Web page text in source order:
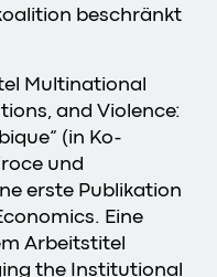
beschränkt
Multinational
and Violence:
(in Ko-
und
erste Publikation
Eine
Arbeitstitel
the Institutional